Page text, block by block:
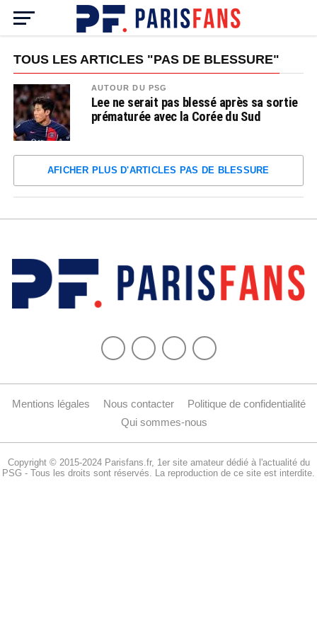
TOUS LES ARTICLES "PAS DE BLESSURE"
AUTOUR DU PSG
Lee ne serait pas blessé après sa sortie
prématurée avec la Corée du Sud
AFICHER PLUS D'ARTICLES PAS DE BLESSURE
Mentions légales Nous contacter
Politique de confidentialité
Qui sommes-nous
Copyright © 2015-2024 Parisfans.fr, 1er site amateur dédié à l'actualité du
PSG - Tous les droits sont réservés. La reproduction de ce site est interdite.